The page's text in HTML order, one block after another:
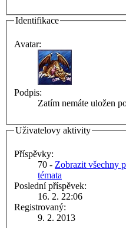
Identifikace
Avatar:
Podpis:
Zatím nemáte uložen
Uživatelovy aktivity
Příspěvky:
70 - Zobrazit všechny
témata
Poslední příspěvek:
16. 2. 22:06
Registrovaný:
9. 2. 2013